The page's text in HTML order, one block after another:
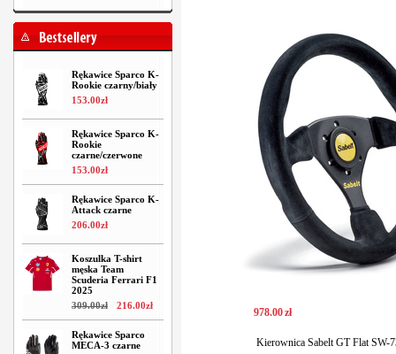
Rękawice Sparco K-
Rookie czarny/biały
153.00zł
Rękawice Sparco K-
Rookie
czarne/czerwone
153.00zł
Rękawice Sparco K-
Attack czarne
206.00zł
Koszulka T-shirt
męska Team
Scuderia Ferrari F1
2025
309.00zł 216.00zł
Rękawice Sparco
MECA-3 czarne
978.00zł
Kierownica Sabelt GT Flat SW-